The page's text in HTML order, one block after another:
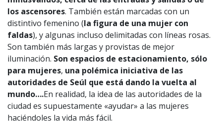
los ascensores. También están marcadas con un
distintivo femenino (la figura de una mujer con
faldas), y algunas incluso delimitadas con líneas rosas.
Son también más largas y provistas de mejor
iluminación. Son espacios de estacionamiento, sólo
para mujeres, una polémica iniciativa de las
autoridades de Seúl que está dando la vuelta al
mundo….En realidad, la idea de las autoridades de la
ciudad es supuestamente «ayudar» a las mujeres
haciéndoles la vida más fácil.